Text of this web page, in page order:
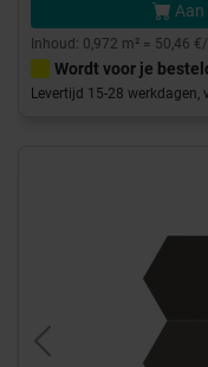
Aan
Inhoud: 0,972 m² = 50,46
Wordt voor je
Levertijd 15-28 werkdagen,
Previous